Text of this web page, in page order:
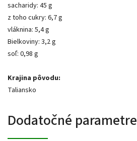
sacharidy: 45 g
z toho cukry: 6,7 g
vláknina: 5,4 g
Bielkoviny: 3,2 g
soľ: 0,98 g
Krajina pôvodu:
Taliansko
Dodatočné parametre